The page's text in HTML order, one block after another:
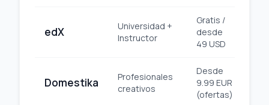
edX
Universidad +
Instructor
Gratis /
desde
49 USD
Domestika
Profesionales
creativos
Desde
9.99 EUR
(ofertas)